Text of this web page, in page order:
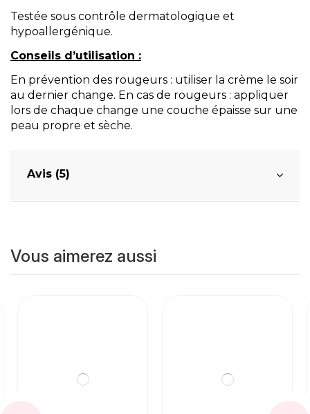
Testée sous contrôle dermatologique et
hypoallergénique.
Conseils d’utilisation :
En prévention des rougeurs : utiliser la crème le soir
au dernier change. En cas de rougeurs : appliquer
lors de chaque change une couche épaisse sur une
peau propre et sèche.
Avis (5)
Vous aimerez aussi